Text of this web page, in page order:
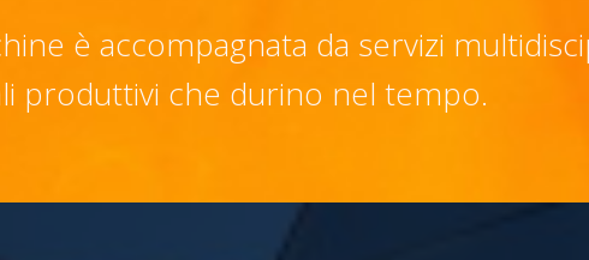
è accompagnata da servizi
produttivi che durino nel tempo.